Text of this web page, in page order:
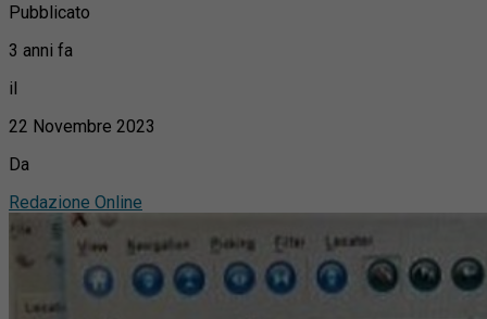
Pubblicato
3 anni fa
il
22 Novembre 2023
Da
Redazione Online